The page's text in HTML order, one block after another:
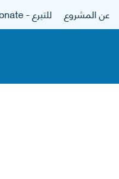
عن المشروع للتبرع - donate